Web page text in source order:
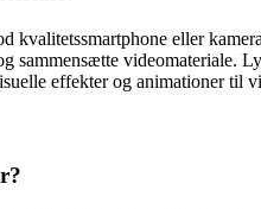
eller
videomateriale.
effekter og animationer til